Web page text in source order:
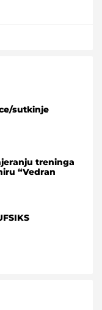
sutkinje
treninga
“Vedran